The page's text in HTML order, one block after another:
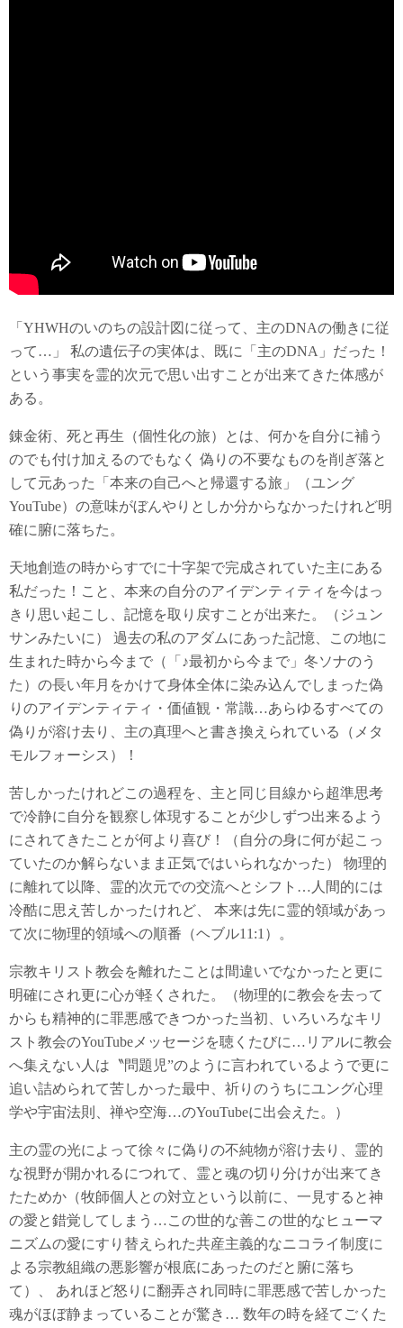
「YHWHのいのちの設計図に従って、主のDNAの働きに従
って…」 私の遺伝子の実体は、既に「主のDNA」だった！
という事実を霊的次元で思い出すことが出来てきた体感が
ある。
錬金術、死と再生（個性化の旅）とは、何かを自分に補う
のでも付け加えるのでもなく 偽りの不要なものを削ぎ落と
して元あった「本来の自己へと帰還する旅」（ユング
YouTube）の意味がぼんやりとしか分からなかったけれど明
確に腑に落ちた。
天地創造の時からすでに十字架で完成されていた主にある
私だった！こと、本来の自分のアイデンティティを今はっ
きり思い起こし、記憶を取り戻すことが出来た。（ジュン
サンみたいに） 過去の私のアダムにあった記憶、この地に
生まれた時から今まで（「♪最初から今まで」冬ソナのう
た）の長い年月をかけて身体全体に染み込んでしまった偽
りのアイデンティティ・価値観・常識…あらゆるすべての
偽りが溶け去り、主の真理へと書き換えられている（メタ
モルフォーシス）！
苦しかったけれどこの過程を、主と同じ目線から超準思考
で冷静に自分を観察し体現することが少しずつ出来るよう
にされてきたことが何より喜び！（自分の身に何が起こっ
ていたのか解らないまま正気ではいられなかった） 物理的
に離れて以降、霊的次元での交流へとシフト…人間的には
冷酷に思え苦しかったけれど、 本来は先に霊的領域があっ
て次に物理的領域への順番（ヘブル11:1）。
宗教キリスト教会を離れたことは間違いでなかったと更に
明確にされ更に心が軽くされた。（物理的に教会を去って
からも精神的に罪悪感できつかった当初、いろいろなキリ
スト教会のYouTubeメッセージを聴くたびに…リアルに教会
へ集えない人は〝問題児”のように言われているようで更に
追い詰められて苦しかった最中、祈りのうちにユング心理
学や宇宙法則、禅や空海…のYouTubeに出会えた。）
主の霊の光によって徐々に偽りの不純物が溶け去り、霊的
な視野が開かれるにつれて、霊と魂の切り分けが出来てき
たためか（牧師個人との対立という以前に、一見すると神
の愛と錯覚してしまう…この世的な善この世的なヒューマ
ニズムの愛にすり替えられた共産主義的なニコライ制度に
よる宗教組織の悪影響が根底にあったのだと腑に落ち
て）、 あれほど怒りに翻弄され同時に罪悪感で苦しかった
魂がほぼ静まっていることが驚き… 数年の時を経てごくた